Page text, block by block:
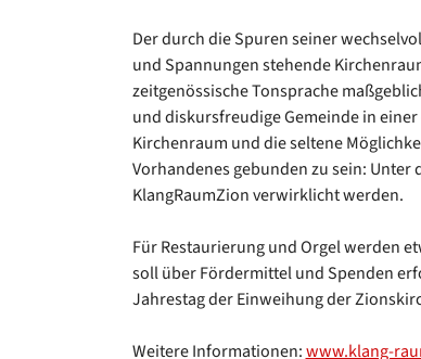
Der durch die Spuren seiner
und Spannungen stehende
zeitgenössische Tonsprache
und diskursfreudige Gemeinde in
Kirchenraum und die seltene
Vorhandenes gebunden zu sein:
KlangRaumZion verwirklicht werden.
Für Restaurierung und Orgel werden
soll über Fördermittel und Spenden
Jahrestag der Einweihung der
Weitere Informationen:www.klang-